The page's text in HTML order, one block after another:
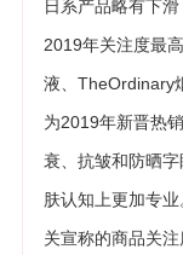
日系产品略有下
2019年关注度最
液、TheOrdinary
为2019年新晋热
衰、抗皱和防晒
肤认知上更加专
关宣称的商品关